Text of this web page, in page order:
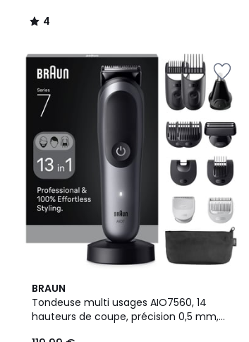
4
/
BRAUN
Tondeuse multi usages AIO7560, 14
hauteurs de coupe, précision 0,5 mm,